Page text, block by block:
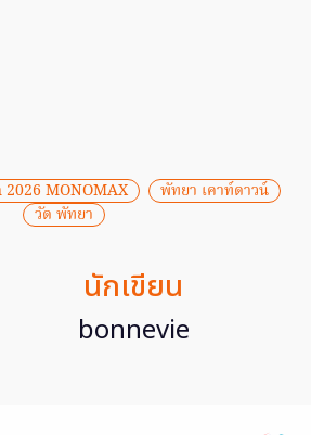
MONOMAX
พัทยา เคาท์ดาวน์
วัด พัทยา
นักเขียน
bonnevie